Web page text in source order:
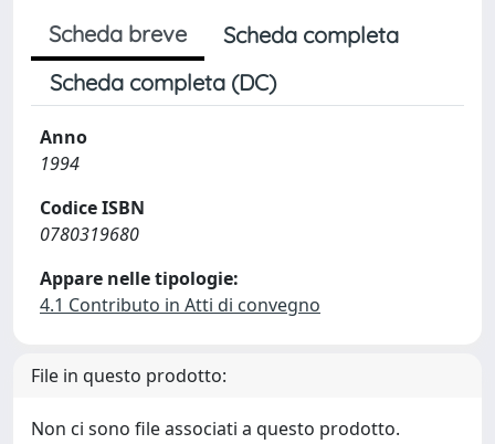
Scheda breve
Scheda completa
Scheda completa (DC)
Anno
1994
Codice ISBN
0780319680
Appare nelle tipologie:
4.1 Contributo in Atti di convegno
File in questo prodotto:
Non ci sono file associati a questo prodotto.